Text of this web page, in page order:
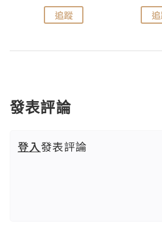
追蹤
發表評論
登入發表評論